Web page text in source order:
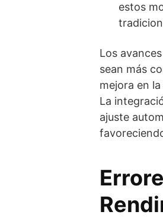
estos
Los
sean más
mejora en
La
ajuste